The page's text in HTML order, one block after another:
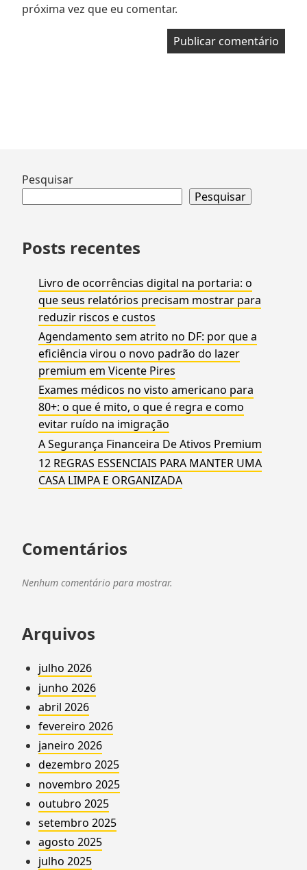
próxima vez que eu comentar.
Ir
Pesquisar
Pesquisar
Posts recentes
Livro de ocorrências digital na portaria: o
que seus relatórios precisam mostrar para
reduzir riscos e custos
Agendamento sem atrito no DF: por que a
eficiência virou o novo padrão do lazer
premium em Vicente Pires
Exames médicos no visto americano para
80+: o que é mito, o que é regra e como
evitar ruído na imigração
A Segurança Financeira De Ativos Premium
12 REGRAS ESSENCIAIS PARA MANTER UMA
CASA LIMPA E ORGANIZADA
Comentários
Nenhum comentário para mostrar.
Arquivos
julho 2026
junho 2026
abril 2026
fevereiro 2026
janeiro 2026
dezembro 2025
novembro 2025
outubro 2025
setembro 2025
agosto 2025
julho 2025